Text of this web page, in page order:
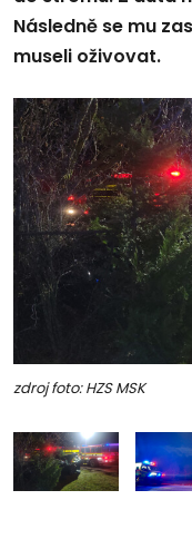
Následně se mu
museli oživovat.
zdroj foto: HZS MSK